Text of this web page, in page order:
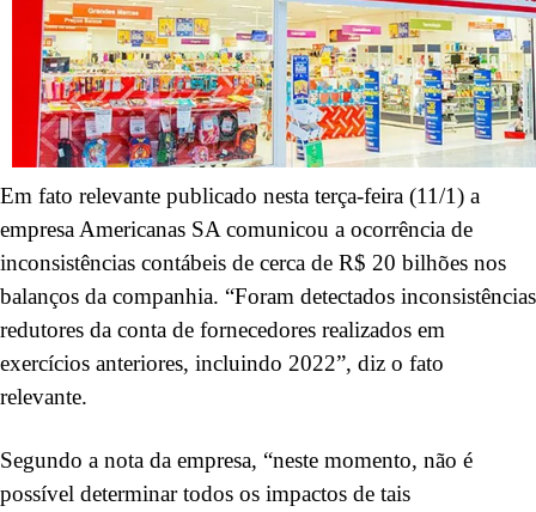
Em fato relevante publicado nesta terça-feira (11/1) a
empresa Americanas SA comunicou a ocorrência de
inconsistências contábeis de cerca de R$ 20 bilhões nos
balanços da companhia. “Foram detectados inconsistências
redutores da conta de fornecedores realizados em
exercícios anteriores, incluindo 2022”, diz o fato
relevante.
Segundo a nota da empresa, “neste momento, não é
possível determinar todos os impactos de tais